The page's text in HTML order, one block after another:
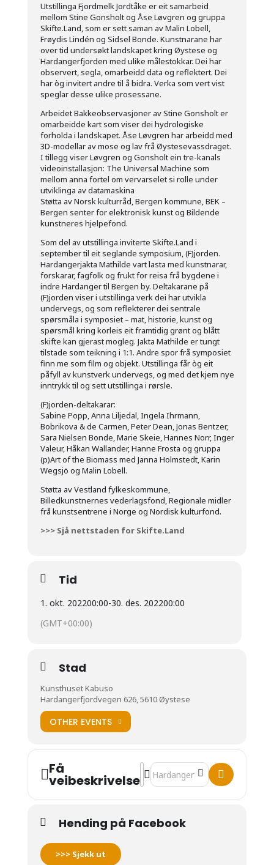
Utstillinga Fjordmelk Jordtåke er eit samarbeid
mellom Stine Gonsholt og Åse Løvgren og gruppa
Skifte.Land, som er sett saman av Malin Lobell,
Frøydis Lindén og Sidsel Bonde. Kunstnarane har
over tid undersøkt landskapet kring Øystese og
Hardangerfjorden med ulike målestokkar. Dei har
observert, segla, omarbeidd data og reflektert. Dei
har òg invitert andre til å bidra. Verka som vert vist
speglar desse ulike prosessane.
Arbeidet Bakkeobservasjoner av Stine Gonsholt er
omarbeidde kart som viser dei hydrologiske
forholda i landskapet. Åse Løvgren har arbeidd med
3D-modellar av mose og lav frå Øystesevassdraget.
I tillegg viser Løvgren og Gonsholt ein tre-kanals
videoinstallasjon: The Universal Machine som
mellom anna fortel om vervarselet si rolle under
utviklinga av datamaskina
Støtta av Norsk kulturråd, Bergen kommune, BEK –
Bergen senter for elektronisk kunst og Bildende
kunstneres hjelpefond.
Som del av utstillinga inviterte Skifte.Land i
september til eit seglande symposium, (F)jorden.
Hardangerjakta Mathilde vart lasta med kunstnarar,
forskarar, fagfolk og frukt for reisa frå bygdene i
indre Hardanger til Bergen by. Deltakarane på
(F)jorden viser i utstillinga verk dei har utvikla
undervegs, og som reflekterer dei sentrale
spørsmåla i symposiet – mat, historie, kunst og
spørsmål kring korleis eit framtidig grønt og blått
skifte kan gjerast mogleg. Jakta Mathilde er tungt
tilstade som teikning i 1:1. Andre spor frå symposiet
finn me som film og objekt. Utstillinga får òg eit
påfyll av kunstverk undervegs, og med det kjem nye
inntrykk til og sett utstillinga i rørsle.
(F)jorden-deltakarar:
Sabine Popp, Anna Liljedal, Ingela Ihrmann,
Bobrikova & de Carmen, Peter Dean, Jonas Bentzer,
Sara Nielsen Bonde, Marie Skeie, Hannes Norr, Inger
Valeur, Håkan Wallander, Hanne Frosta og gruppa
(p)Art of the Biomass med Janna Holmstedt, Karin
Wegsjö og Malin Lobell.
Støtta av Vestland fylkeskommune,
Billedkunstnernes vederlagsfond, Regionale midler
frå kunstsentrene i Norge og Nordisk kulturfond.
>>> Sjå nettstaden for Skifte.Land
Tid
1. okt. 202200:00-30. des. 202200:00
(GMT+00:00)
Stad
Kunsthuset Kabuso
Hardangerfjordvegen 626, 5610 Øystese
OTHER EVENTS
Få
veibeskrivelse
Address - Fjordmelk Jordtåke
Destination Address -
Hending på Facebook
>>> Sjekk ut